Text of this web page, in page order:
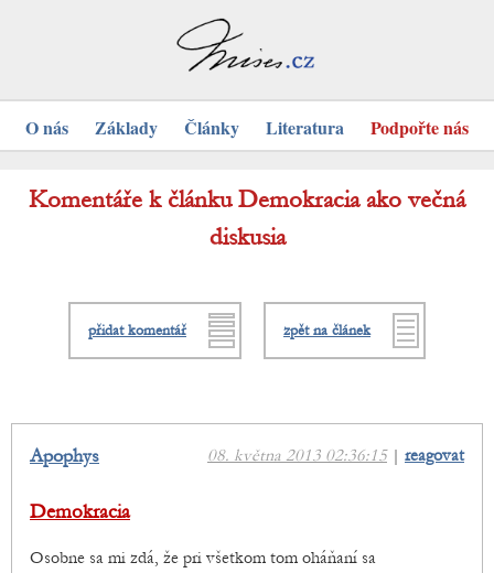
O nás Základy Články Literatura Podpořte nás
Komentáře k článku Demokracia ako večná
diskusia
přidat komentář zpět na článek
08. května 2013 02:36:15| reagovat
Apophys
Demokracia
Osobne sa mi zdá, že pri všetkom tom oháňaní sa